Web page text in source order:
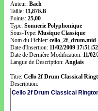
Auteur: Bach
Taille: 11,87KB
Points: 25,00
Type: Sonnerie Polyphonique
Sous-Type: Musique Classique
Nom du Fichier: cello_2f_drum.mid
Date d'Insertion: 11/02/2009 17:51:52
Date de Dernière Modification: 11/
Langue de Description: Anglais
Titre: Cello 2f Drum Classical
Description: